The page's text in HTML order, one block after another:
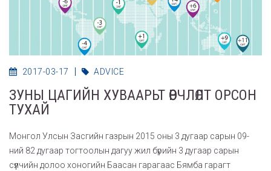
2017-03-17 ADVICE
ЗУНЫ ЦАГИЙН ХУВААРЬТ ӨӨРЧЛӨЛТ ОРСОН
ТУХАЙ
Монгол Улсын Засгийн газрын 2015 оны 3 дугаар сарын 09-
ний 82 дугаар тогтоолын дагуу жил бүрийн 3 дугаар сарын
сүүлчийн долоо хоногийн Баасан гарагаас Бямба гарагт